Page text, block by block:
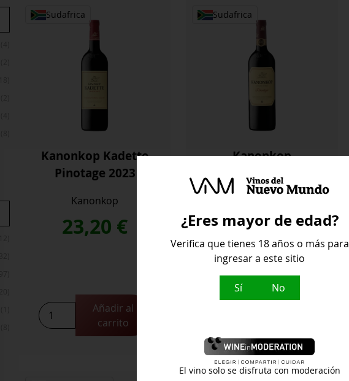
cantidad
Sudafrica
Kanonkop Kadette
Pinotage 2023
Kanonkop
23,20 €
Kanonkop
Kadette
Pinotage
Añadir al
carrito
Sudafrica
Kanonkop
Pinotage 2021
41,30€
2021
cantidad
¿Eres mayor de edad?
Verifica que tienes 18 años o más para
ingresar a este sitio
Sí No
El vino solo se disfruta con moderación